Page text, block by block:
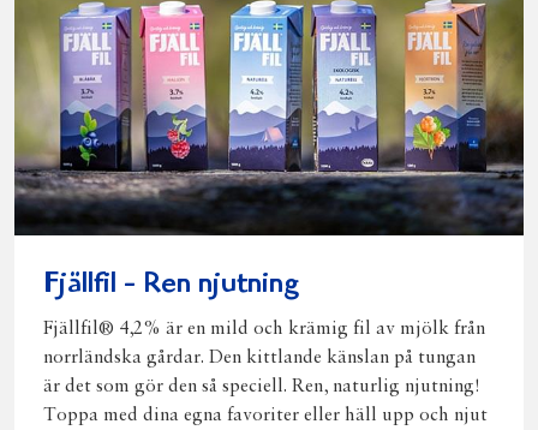
Fjällfil - Ren njutning
Fjällfil® 4,2% är en mild och krämig fil av mjölk från
norrländska gårdar. Den kittlande känslan på tungan
är det som gör den så speciell. Ren, naturlig njutning!
Toppa med dina egna favoriter eller häll upp och njut